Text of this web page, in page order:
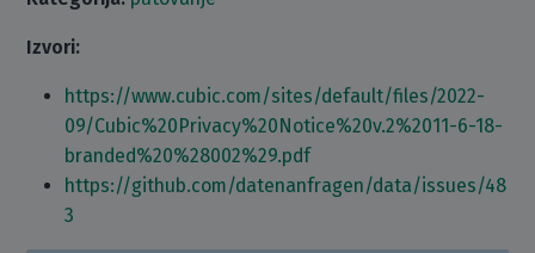
Izvori:
https://www.cubic.com/sites/default/files/2022-
09/Cubic%20Privacy%20Notice%20v.2%2011-6-18-
branded%20%28002%29.pdf
https://github.com/datenanfragen/data/issues/48
3